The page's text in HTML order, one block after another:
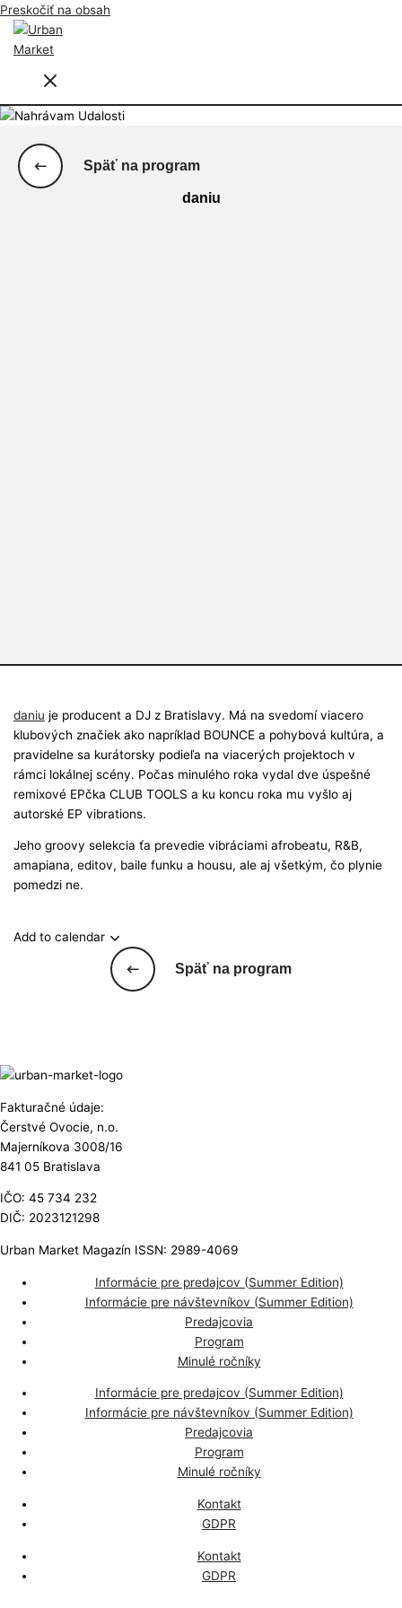
Preskočiť na obsah
Späť na program
daniu
daniu je producent a DJ z Bratislavy. Má na svedomí viacero
klubových značiek ako napríklad BOUNCE a pohybová kultúra, a
pravidelne sa kurátorsky podieľa na viacerých projektoch v
rámci lokálnej scény. Počas minulého roka vydal dve úspešné
remixové EPčka CLUB TOOLS a ku koncu roka mu vyšlo aj
autorské EP vibrations.
Jeho groovy selekcia ťa prevedie vibráciami afrobeatu, R&B,
amapiana, editov, baile funku a housu, ale aj všetkým, čo plynie
pomedzi ne.
Add to calendar
Späť na program
Fakturačné údaje:
Čerstvé Ovocie, n.o.
Majerníkova 3008/16
841 05 Bratislava
IČO: 45 734 232
DIČ: 2023121298
Urban Market Magazín ISSN: 2989-4069
Informácie pre predajcov (Summer Edition)
Informácie pre návštevníkov (Summer Edition)
Predajcovia
Program
Minulé ročníky
Informácie pre predajcov (Summer Edition)
Informácie pre návštevníkov (Summer Edition)
Predajcovia
Program
Minulé ročníky
Kontakt
GDPR
Kontakt
GDPR